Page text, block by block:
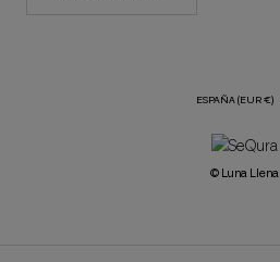
País/región
ESPAÑA (EUR €)
© Luna Llena